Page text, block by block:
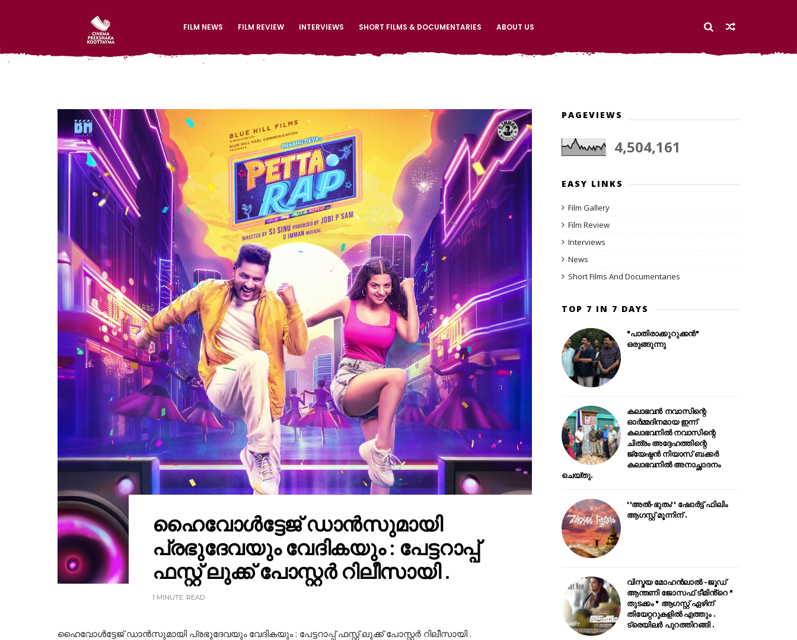
FILM NEWS FILM REVIEW INTERVIEWS SHORT FILMS & DOCUMENTARIES ABOUT US
ഹൈവോൾട്ടേജ് ഡാൻസുമായി
പ്രഭുദേവയും വേദികയും : പേട്ടറാപ്പ്
ഫസ്റ്റ് ലുക്ക് പോസ്റ്റർ റിലീസായി .
1 MINUTE READ
ഹൈവോൾട്ടേജ് ഡാൻസുമായി പ്രഭുദേവയും വേദികയും : പേട്ടറാപ്പ് ഫസ്റ്റ് ലുക്ക് പോസ്റ്റർ റിലീസായി .
PAGEVIEWS
4,504,161
EASY LINKS
Film Gallery
Film Review
Interviews
News
Short Films And Documentaries
TOP 7 IN 7 DAYS
"പാതിരാക്കുറുക്കൻ"
ഒരുങ്ങുന്നു
കലാഭവൻ നവാസിന്റെ
ഓർമ്മദിനമായ ഇന്ന്
കലാഭവനിൽ നവാസിന്റെ
ചിത്രം അദ്ദേഹത്തിന്റെ
ജ്യേഷ്ഠൻ നിയാസ് ബക്കർ
കലാഭവനിൽ അനാച്ഛാദനം
ചെയ്തു.
''അൽ-ഭുതം'' ഷോർട്ട് ഫിലിം
ആഗസ്റ്റ് മൂന്നിന് .
വിസ്മയ മോഹൻലാൽ -ജൂഡ്
ആന്തണി ജോസഫ് ടീമിൻ്റെ "
തുടക്കം " ആഗസ്റ്റ് ഏഴിന്
തിയേറ്ററുകളിൽ എത്തും .
ട്രെയിലർ പുറത്തിറങ്ങി .